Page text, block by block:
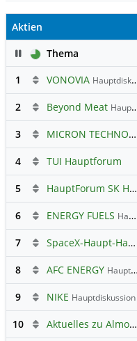
Aktien
PauseThema
1
VONOVIA Hauptdiskussion
2 Beyond Meat Hauptdiskussion
3 MICRON TECHNOLOGY
4 TUI Hauptforum
5 HauptForum SK HYNIC
6 ENERGY FUELS Hauptdiskussion
7 SpaceX-Haupt-Hauptforum
8 AFC ENERGY Hauptdiskussion
9 NIKE Hauptdiskussion
10 Aktuelles zu Almonty Industries